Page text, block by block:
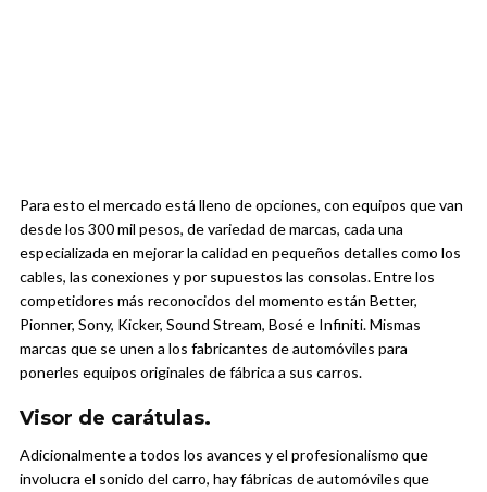
Para esto el mercado está lleno de opciones, con equipos que van
desde los 300 mil pesos, de variedad de marcas, cada una
especializada en mejorar la calidad en pequeños detalles como los
cables, las conexiones y por supuestos las consolas. Entre los
competidores más reconocidos del momento están Better,
Pionner, Sony, Kicker, Sound Stream, Bosé e Infiniti. Mismas
marcas que se unen a los fabricantes de automóviles para
ponerles equipos originales de fábrica a sus carros.
Visor de carátulas.
Adicionalmente a todos los avances y el profesionalismo que
involucra el sonido del carro, hay fábricas de automóviles que